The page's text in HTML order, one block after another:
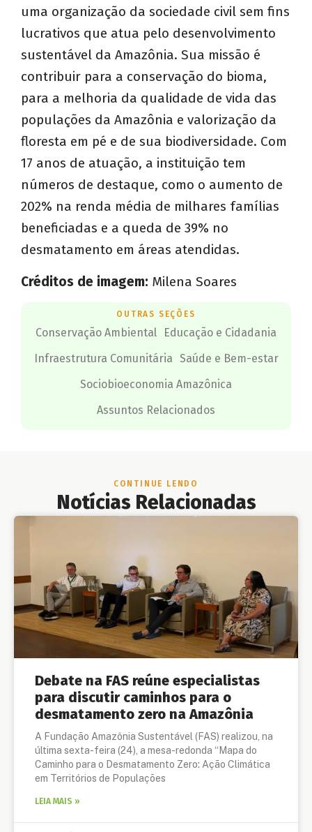
uma organização da sociedade civil sem fins
lucrativos que atua pelo desenvolvimento
sustentável da Amazônia. Sua missão é
contribuir para a conservação do bioma,
para a melhoria da qualidade de vida das
populações da Amazônia e valorização da
floresta em pé e de sua biodiversidade. Com
17 anos de atuação, a instituição tem
números de destaque, como o aumento de
202% na renda média de milhares famílias
beneficiadas e a queda de 39% no
desmatamento em áreas atendidas.
Créditos de imagem: Milena Soares
OUTRAS SEÇÕES
Conservação Ambiental
Educação e Cidadania
Infraestrutura Comunitária Saúde e Bem-estar
Sociobioeconomia Amazônica
Assuntos Relacionados
CONTINUE LENDO
Notícias Relacionadas
Debate na FAS reúne especialistas
para discutir caminhos para o
desmatamento zero na Amazônia
A Fundação Amazônia Sustentável (FAS) realizou, na
última sexta-feira (24), a mesa-redonda “Mapa do
Caminho para o Desmatamento Zero: Ação Climática
em Territórios de Populações
LEIA MAIS »